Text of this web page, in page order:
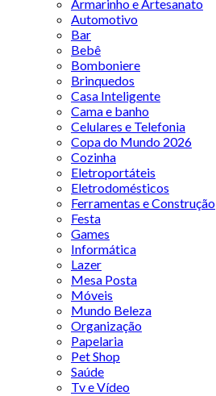
Armarinho e Artesanato
Automotivo
Bar
Bebê
Bomboniere
Brinquedos
Casa Inteligente
Cama e banho
Celulares e Telefonia
Copa do Mundo 2026
Cozinha
Eletroportáteis
Eletrodomésticos
Ferramentas e Construção
Festa
Games
Informática
Lazer
Mesa Posta
Móveis
Mundo Beleza
Organização
Papelaria
Pet Shop
Saúde
Tv e Vídeo